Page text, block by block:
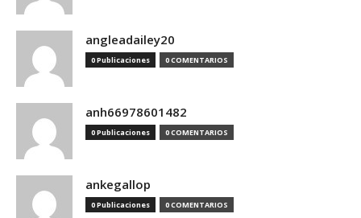
angleadailey20
0 Publicaciones 0 COMENTARIOS
anh66978601482
0 Publicaciones 0 COMENTARIOS
ankegallop
0 Publicaciones 0 COMENTARIOS